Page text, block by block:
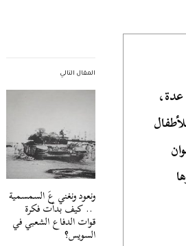
المقال التالي
ونعود ونغني عَ السمسمية
.. كيف بدأت فكرة
قوات الدفاع الشعبي في
السويس؟